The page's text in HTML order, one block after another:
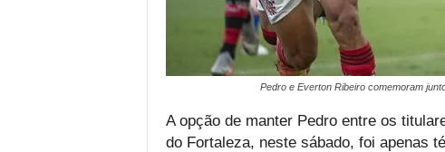
Pedro e Everton Ribeiro comemoram
A opção de manter Pedro entre os
do Fortaleza, neste sábado, foi apenas